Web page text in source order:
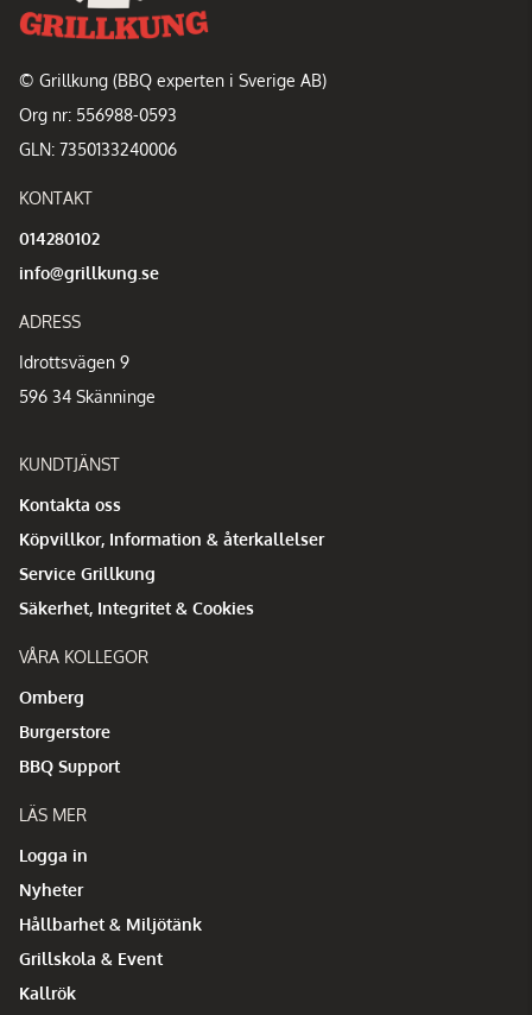
© Grillkung (BBQ experten i Sverige AB)
Org nr: 556988-0593
GLN: 7350133240006
KONTAKT
014280102
info@grillkung.se
ADRESS
Idrottsvägen 9
596 34 Skänninge
KUNDTJÄNST
Kontakta oss
Köpvillkor, Information & återkallelser
Service Grillkung
Säkerhet, Integritet & Cookies
VÅRA KOLLEGOR
Omberg
Burgerstore
BBQ Support
LÄS MER
Logga in
Nyheter
Hållbarhet & Miljötänk
Grillskola & Event
Kallrök